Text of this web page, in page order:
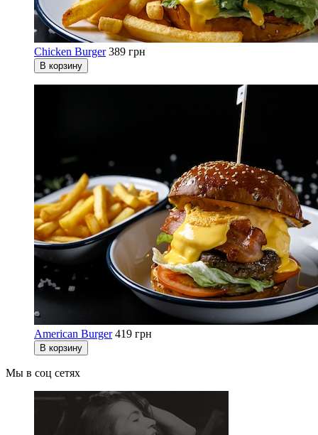
Chicken Burger 389 грн
В корзину
American Burger 419 грн
В корзину
Мы в соц сетях